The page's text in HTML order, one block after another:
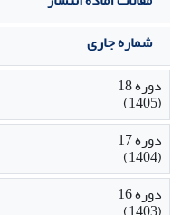
شماره جاری
دوره 18
(1405)
دوره 17
(1404)
دوره 16